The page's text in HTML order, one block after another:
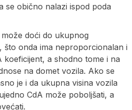
se obično nalazi ispod poda
doći do ukupnog
što onda ima neproporcionalan i
koeficijent, a shodno tome i na
na domet vozila. Ako se
je i da ukupna visina vozila
CdA može poboljšati, a